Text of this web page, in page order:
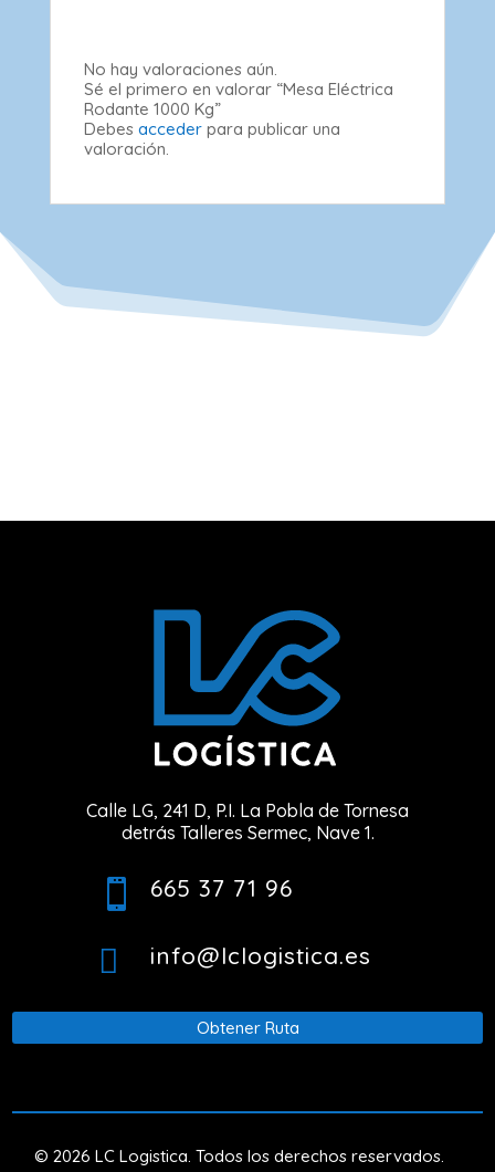
No hay valoraciones aún.
Sé el primero en valorar “Mesa Eléctrica
Rodante 1000 Kg”
Debes accederpara publicar una
valoración.
Calle LG, 241 D, P.I. La Pobla de Tornesa
detrás Talleres Sermec, Nave 1.
 665 37 71 96
 info@lclogistica.es
Obtener Ruta
© 2026 LC Logistica. Todos los derechos reservados.